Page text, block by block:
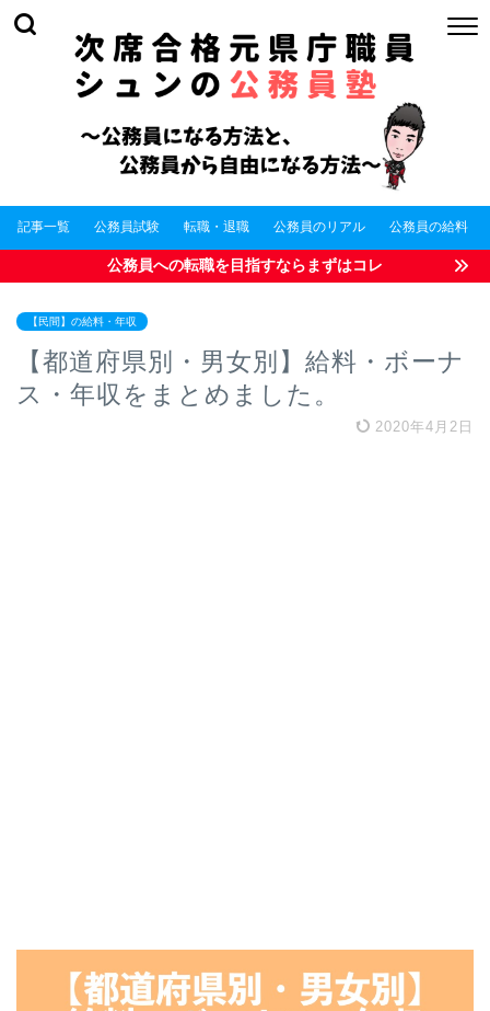
記事一覧 公務員試験 転職・退職 公務員のリアル 公務員の給料
公務員への転職を目指すならまずはコレ
【民間】の給料・年収
【都道府県別・男女別】給料・ボーナ
ス・年収をまとめました。
2020年4月2日